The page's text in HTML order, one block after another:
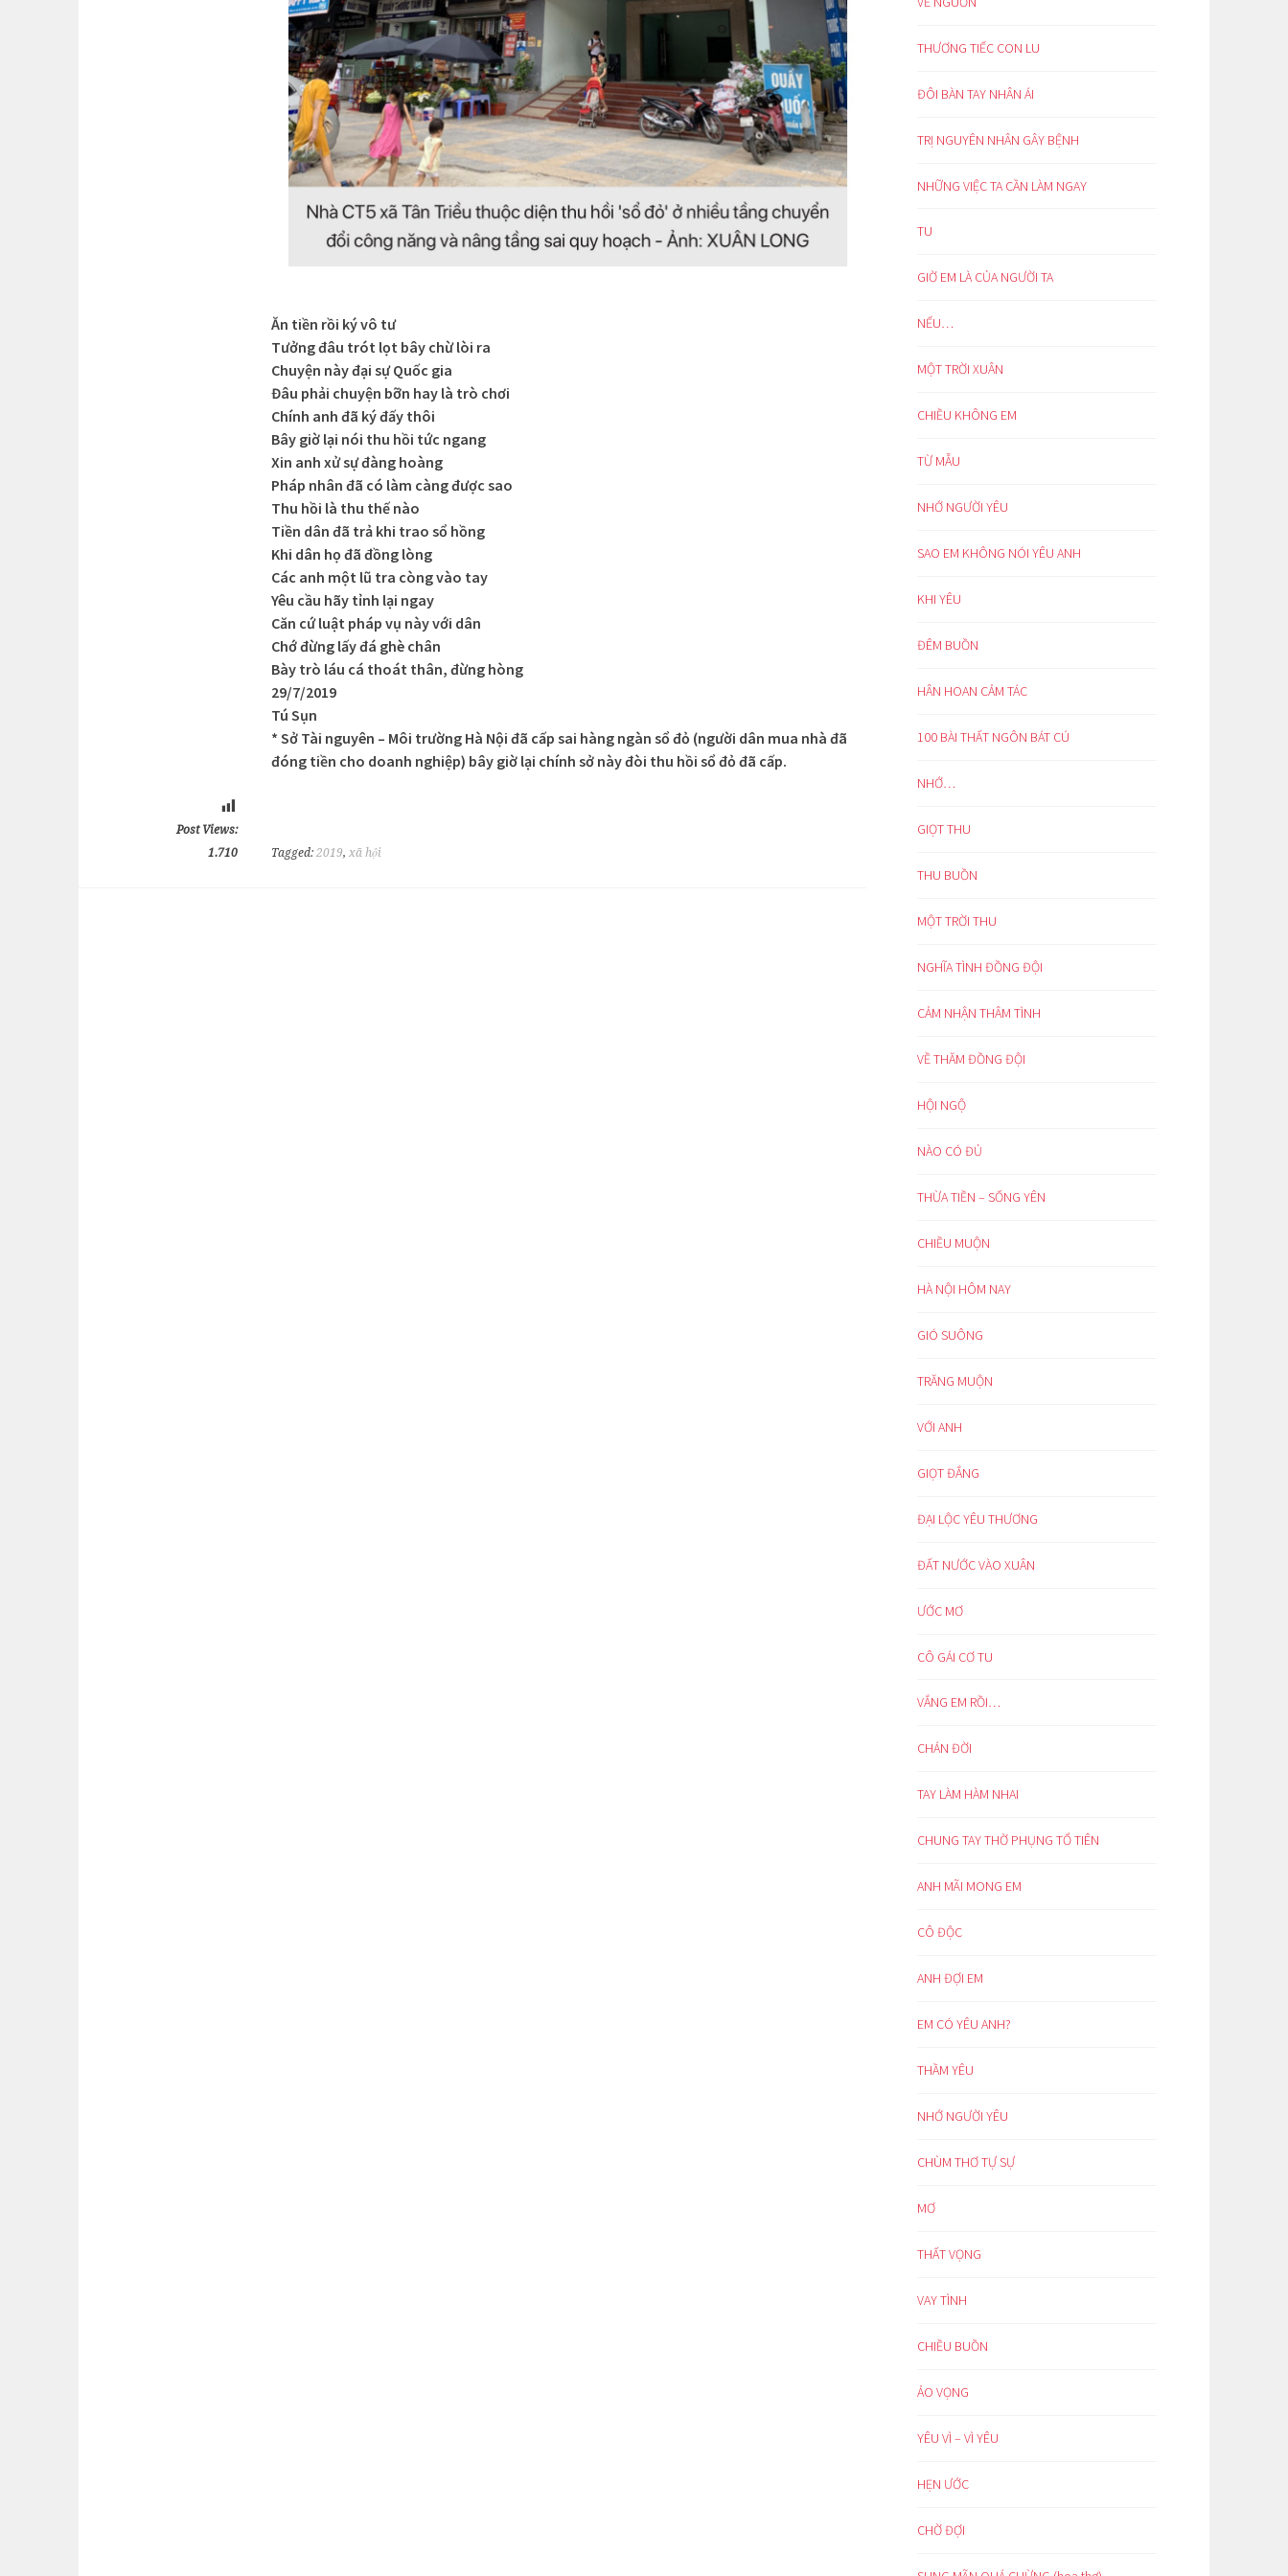
Ăn tiền rồi ký vô tư
Tưởng đâu trót lọt bây chừ lòi ra
Chuyện này đại sự Quốc gia
Đâu phải chuyện bỡn hay là trò chơi
Chính anh đã ký đấy thôi
Bây giờ lại nói thu hồi tức ngang
Xin anh xử sự đàng hoàng
Pháp nhân đã có làm càng được sao
Thu hồi là thu thế nào
Tiền dân đã trả khi trao sổ hồng
Khi dân họ đã đồng lòng
Các anh một lũ tra còng vào tay
Yêu cầu hãy tỉnh lại ngay
Căn cứ luật pháp vụ này với dân
Chớ đừng lấy đá ghè chân
Bày trò láu cá thoát thân, đừng hòng
29/7/2019
Tú Sụn
* Sở Tài nguyên – Môi trường Hà Nội đã cấp sai hàng ngàn sổ đỏ (người dân mua nhà đã
đóng tiền cho doanh nghiệp) bây giờ lại chính sở này đòi thu hồi sổ đỏ đã cấp.
Post Views:
1.710
Tagged: 2019, xã hội
THƯƠNG TIẾC CON LU
ĐÔI BÀN TAY NHÂN ÁI
TRỊ NGUYÊN NHÂN GÂY BỆNH
NHỮNG VIỆC TA CẦN LÀM NGAY
TU
GIỜ EM LÀ CỦA NGƯỜI TA
NẾU…
MỘT TRỜI XUÂN
CHIỀU KHÔNG EM
TỪ MẪU
NHỚ NGƯỜI YÊU
SAO EM KHÔNG NÓI YÊU ANH
KHI YÊU
ĐÊM BUỒN
HÂN HOAN CẢM TÁC
100 BÀI THẤT NGÔN BÁT CÚ
NHỚ…
GIỌT THU
THU BUỒN
MỘT TRỜI THU
NGHĨA TÌNH ĐỒNG ĐỘI
CẢM NHẬN THÂM TÌNH
VỀ THĂM ĐỒNG ĐỘI
HỘI NGỘ
NÀO CÓ ĐỦ
THỪA TIỀN – SỐNG YÊN
CHIỀU MUỘN
HÀ NỘI HÔM NAY
GIÓ SUÔNG
TRĂNG MUỘN
VỚI ANH
GIỌT ĐẮNG
ĐẠI LỘC YÊU THƯƠNG
ĐẤT NƯỚC VÀO XUÂN
ƯỚC MƠ
CÔ GÁI CƠ TU
VẮNG EM RỒI…
CHÁN ĐỜI
TAY LÀM HÀM NHAI
CHUNG TAY THỜ PHỤNG TỔ TIÊN
ANH MÃI MONG EM
CÔ ĐỘC
ANH ĐỢI EM
EM CÓ YÊU ANH?
THẦM YÊU
NHỚ NGƯỜI YÊU
CHÙM THƠ TỰ SỰ
MƠ
THẤT VỌNG
VAY TÌNH
CHIỀU BUỒN
ẢO VỌNG
YÊU VÌ – VÌ YÊU
HẸN ƯỚC
CHỜ ĐỢI